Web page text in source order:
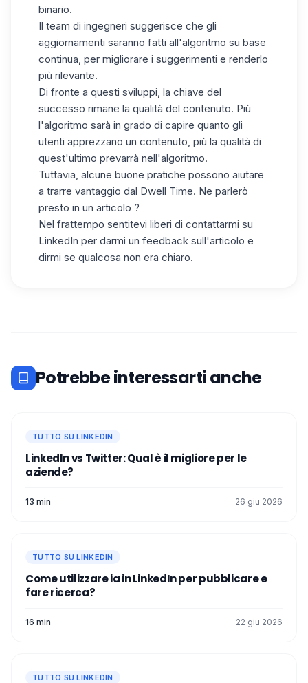
binario.
Il team di ingegneri suggerisce che gli
aggiornamenti saranno fatti all'algoritmo su base
continua, per migliorare i suggerimenti e renderlo
più rilevante.
Di fronte a questi sviluppi, la chiave del
successo rimane la qualità del contenuto. Più
l'algoritmo sarà in grado di capire quanto gli
utenti apprezzano un contenuto, più la qualità di
quest'ultimo prevarrà nell'algoritmo.
Tuttavia, alcune buone pratiche possono aiutare
a trarre vantaggio dal Dwell Time. Ne parlerò
presto in un articolo ?
Nel frattempo sentitevi liberi di contattarmi su
LinkedIn per darmi un feedback sull'articolo e
dirmi se qualcosa non era chiaro.
Potrebbe interessarti anche
TUTTO SU LINKEDIN
LinkedIn vs Twitter: Qual è il migliore per le
aziende?
13 min 26 giu 2026
TUTTO SU LINKEDIN
Come utilizzare ia in LinkedIn per pubblicare e
fare ricerca?
16 min 22 giu 2026
TUTTO SU LINKEDIN